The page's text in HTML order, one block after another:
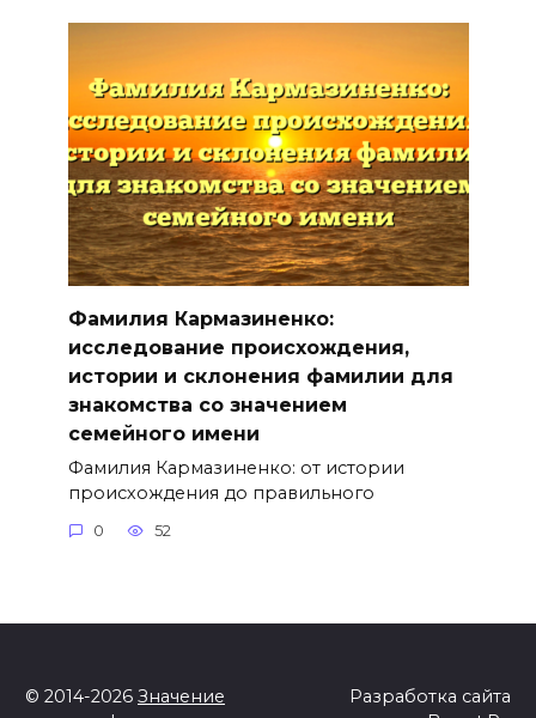
Фамилия Кармазиненко:
исследование происхождения,
истории и склонения фамилии для
знакомства со значением
семейного имени
Фамилия Кармазиненко: от истории
происхождения до правильного
0 52
© 2014-2026 Значение
Разработка сайта